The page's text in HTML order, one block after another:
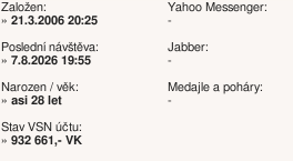
Založen:
» 21.3.2006 20:25
Poslední návštěva:
» 7.8.2026 19:55
Narozen / věk:
» asi 28 let
Stav VSN účtu:
» 932 661,- VK
Yahoo Messenger:
-
Jabber:
-
Medajle a poháry:
-